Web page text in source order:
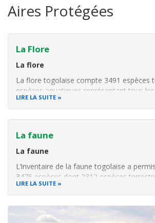
Aires Protégées
La Flore
La flore
La flore togolaise compte 3491 espèces
espèces aquatiques représentant tous
systématiques actuellement recensés sur
national. Une seule espèce végétale,
(Euphorbiaceae) poussant sur les
Nord de
LIRE LA SUITE
La faune
La faune
L’inventaire de la faune togolaise a
3476 espèces dont 2312 espèces
aquatiques et 18 espèces terrestres
(Mammifères, Oiseaux) ; trois espèces
endémiques au Togo. Il s’agit de :
forêts semi-décidues
LIRE LA SUITE